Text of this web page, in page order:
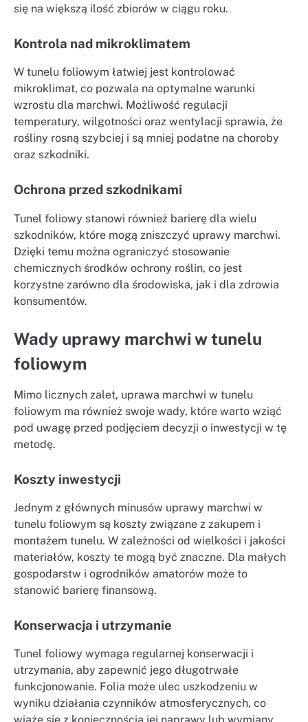
się na większą ilość zbiorów w ciągu roku.
Kontrola nad mikroklimatem
W tunelu foliowym łatwiej jest kontrolować
mikroklimat, co pozwala na optymalne warunki
wzrostu dla marchwi. Możliwość regulacji
temperatury, wilgotności oraz wentylacji sprawia, że
rośliny rosną szybciej i są mniej podatne na choroby
oraz szkodniki.
Ochrona przed szkodnikami
Tunel foliowy stanowi również barierę dla wielu
szkodników, które mogą zniszczyć uprawy marchwi.
Dzięki temu można ograniczyć stosowanie
chemicznych środków ochrony roślin, co jest
korzystne zarówno dla środowiska, jak i dla zdrowia
konsumentów.
Wady uprawy marchwi w tunelu
foliowym
Mimo licznych zalet, uprawa marchwi w tunelu
foliowym ma również swoje wady, które warto wziąć
pod uwagę przed podjęciem decyzji o inwestycji w tę
metodę.
Koszty inwestycji
Jednym z głównych minusów uprawy marchwi w
tunelu foliowym są koszty związane z zakupem i
montażem tunelu. W zależności od wielkości i jakości
materiałów, koszty te mogą być znaczne. Dla małych
gospodarstw i ogrodników amatorów może to
stanowić barierę finansową.
Konserwacja i utrzymanie
Tunel foliowy wymaga regularnej konserwacji i
utrzymania, aby zapewnić jego długotrwałe
funkcjonowanie. Folia może ulec uszkodzeniu w
wyniku działania czynników atmosferycznych, co